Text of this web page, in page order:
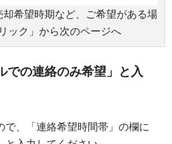
希望時期など、ご希望がある場
ック」から次のページへ
での連絡のみ希望」と入
で、「連絡希望時間帯」の欄に